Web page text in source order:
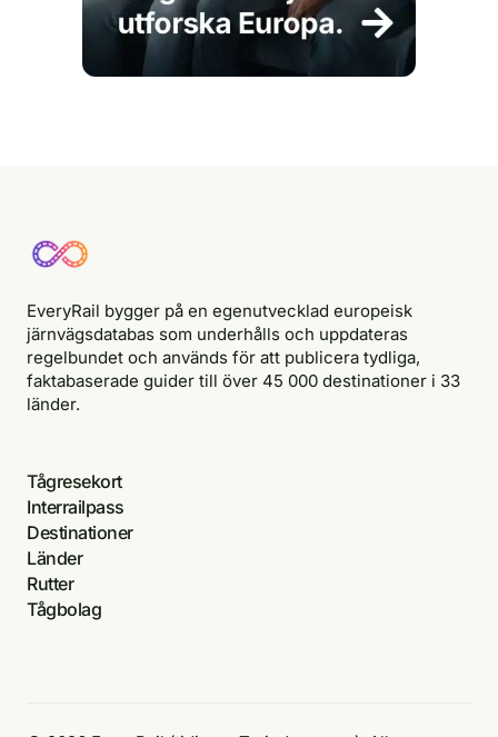
EveryRail bygger på en egenutvecklad europeisk
järnvägsdatabas som underhålls och uppdateras
regelbundet och används för att publicera tydliga,
faktabaserade guider till över 45 000 destinationer i 33
länder.
Tågresekort
Interrailpass
Destinationer
Länder
Rutter
Tågbolag